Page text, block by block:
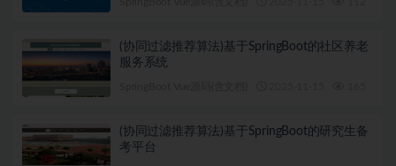
(协同过滤推荐算法)基于SpringBoot的社区养老
服务系统
(协同过滤推荐算法)基于SpringBoot的研究生备
考平台